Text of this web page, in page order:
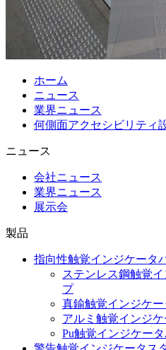
ホーム
ニュース
業界ニュース
何側面アクセシビリティ
ニュース
会社ニュース
業界ニュース
展示会
製品
指向性触覚インジケータ
ステンレス鋼触覚
プ
真鍮触覚インジケ
アルミ触覚インジ
Pu触覚インジケー